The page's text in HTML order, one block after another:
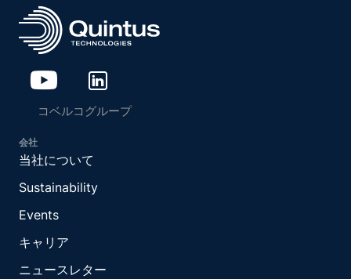
コベルコグループ
会社
当社について
Sustainability
Events
キャリア
ニュースレター